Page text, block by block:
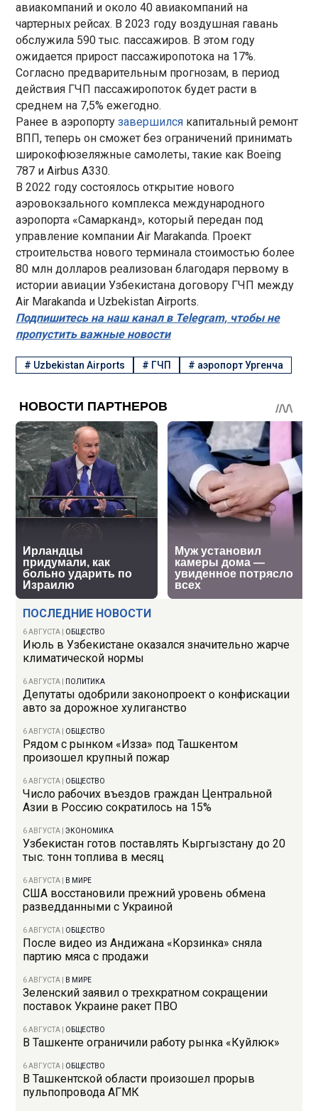
ПОСЛЕДНИЕ НОВОСТИ
6 АВГУСТА ОБЩЕСТВО
Июль в Узбекистане оказался значительно жарче
климатической нормы
6 АВГУСТА ПОЛИТИКА
Депутаты одобрили законопроект о конфискации
авто за дорожное хулиганство
6 АВГУСТА ОБЩЕСТВО
Рядом с рынком «Изза» под Ташкентом
произошел крупный пожар
6 АВГУСТА ОБЩЕСТВО
Число рабочих въездов граждан Центральной
Азии в Россию сократилось на 15%
6 АВГУСТА |ЭКОНОМИКА
Узбекистан готов поставлять Кыргызстану до 20
тыс. тонн топлива в месяц
6 АВГУСТА В МИРЕ
США восстановили прежний уровень обмена
разведданными с Украиной
6 АВГУСТА ОБЩЕСТВО
После видео из Андижана «Корзинка» сняла
партию мяса с продажи
6 АВГУСТА В МИРЕ
Зеленский заявил о трехкратном сокращении
поставок Украине ракет ПВО
6 АВГУСТА ОБЩЕСТВО
В Ташкенте ограничили работу рынка «Куйлюк»
6 АВГУСТА ОБЩЕСТВО
В Ташкентской области произошел прорыв
пульпопровода АГМК
авиакомпаний и около 40 авиакомпаний на
чартерных рейсах. В 2023 году воздушная гавань
обслужила 590 тыс. пассажиров. В этом году
ожидается прирост пассажиропотока на 17%.
Согласно предварительным прогнозам, в период
действия ГЧП пассажиропоток будет расти в
среднем на 7,5% ежегодно.
Ранее в аэропортузавершился капитальный ремонт
ВПП, теперь он сможет без ограничений принимать
широкофюзеляжные самолеты, такие как Boeing
787 и Airbus A330.
В 2022 году состоялось открытие нового
аэровокзального комплекса международного
аэропорта «Самарканд», который передан под
управление компании Air Marakanda. Проект
строительства нового терминала стоимостью более
80 млн долларов реализован благодаря первому в
истории авиации Узбекистана договору ГЧП между
Air Marakanda и Uzbekistan Airports.
Подпишитесь на наш канал в Telegram, чтобы не
пропустить важные новости
# Uzbekistan Airports # ГЧП # аэропорт Ургенча